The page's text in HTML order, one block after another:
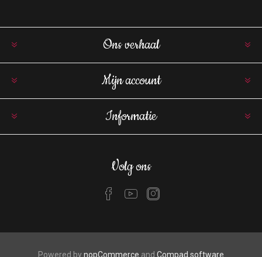
Ons verhaal
Mijn account
Informatie
Volg ons
Powered bynopCommerce and Compad software